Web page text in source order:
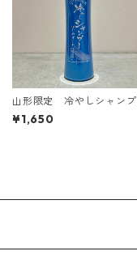
山形限定 冷やしシャンプ
ーはじめました
¥1,650